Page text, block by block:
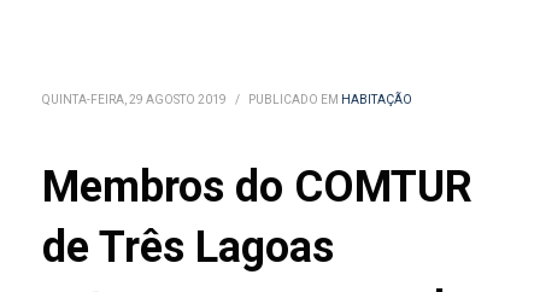
QUINTA-FEIRA, 29 AGOSTO 2019 / PUBLICADO EM HABITAÇÃO
Membros do COMTUR
de Três Lagoas